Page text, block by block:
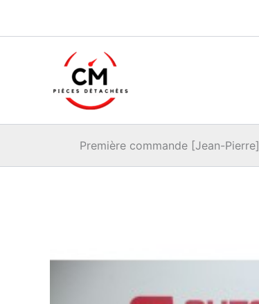
Première commande [Jean-Pierre]